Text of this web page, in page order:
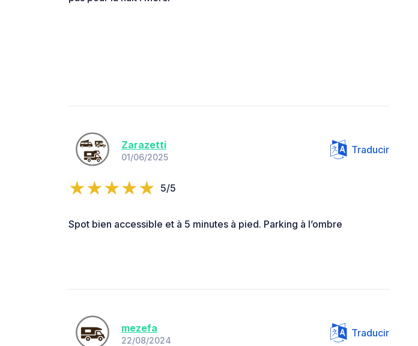
Zarazetti
01/06/2025
Traducir
5/5
Spot bien accessible et à 5 minutes à pied. Parking à l’ombre
mezefa
22/08/2024
Traducir